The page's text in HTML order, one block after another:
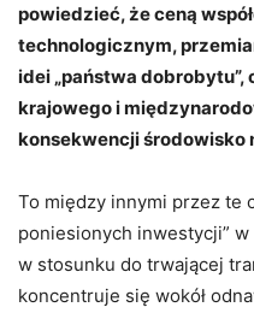
powiedzieć, że ceną
technologicznym,
idei „państwa
krajowego i
konsekwencji środowisko
To między innymi przez te
poniesionych inwestycji”
w stosunku do trwającej
koncentruje się wokół